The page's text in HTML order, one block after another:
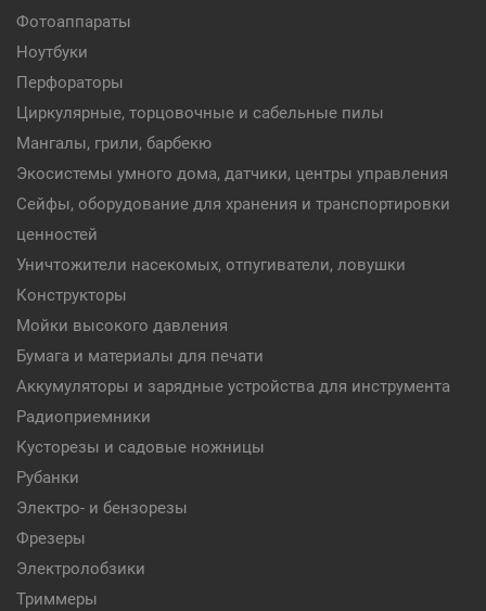
Фотоаппараты
Ноутбуки
Перфораторы
Циркулярные, торцовочные и сабельные пилы
Мангалы, грили, барбекю
Экосистемы умного дома, датчики, центры управления
Сейфы, оборудование для хранения и транспортировки
ценностей
Уничтожители насекомых, отпугиватели, ловушки
Конструкторы
Мойки высокого давления
Бумага и материалы для печати
Аккумуляторы и зарядные устройства для инструмента
Радиоприемники
Кусторезы и садовые ножницы
Рубанки
Электро- и бензорезы
Фрезеры
Электролобзики
Триммеры